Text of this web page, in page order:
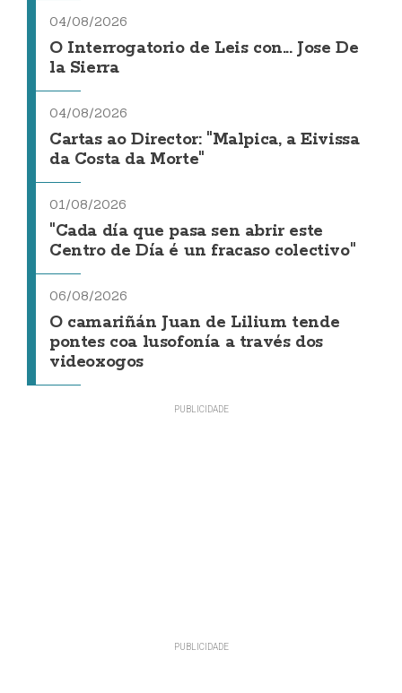
04/08/2026
O Interrogatorio de Leis con... Jose De
la Sierra
04/08/2026
Cartas ao Director: "Malpica, a Eivissa
da Costa da Morte"
01/08/2026
"Cada día que pasa sen abrir este
Centro de Día é un fracaso colectivo"
06/08/2026
O camariñán Juan de Lilium tende
pontes coa lusofonía a través dos
videoxogos